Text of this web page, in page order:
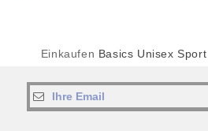
Einkaufen Basics Unisex Sport